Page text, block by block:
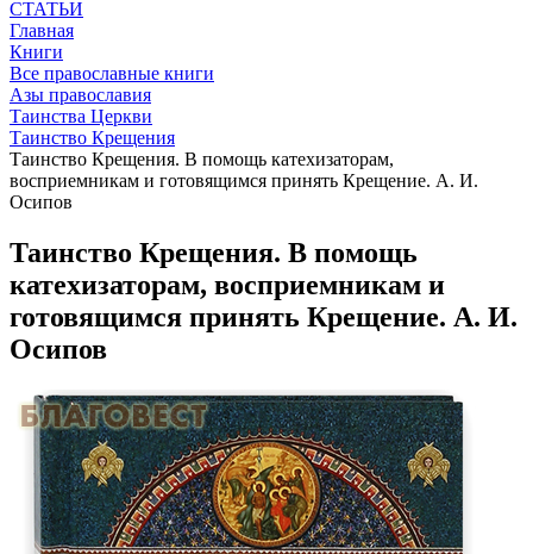
СТАТЬИ
Главная
Книги
Все православные книги
Азы православия
Таинства Церкви
Таинство Крещения
Таинство Крещения. В помощь катехизаторам,
восприемникам и готовящимся принять Крещение. А. И.
Осипов
Таинство Крещения. В помощь
катехизаторам, восприемникам и
готовящимся принять Крещение. А. И.
Осипов